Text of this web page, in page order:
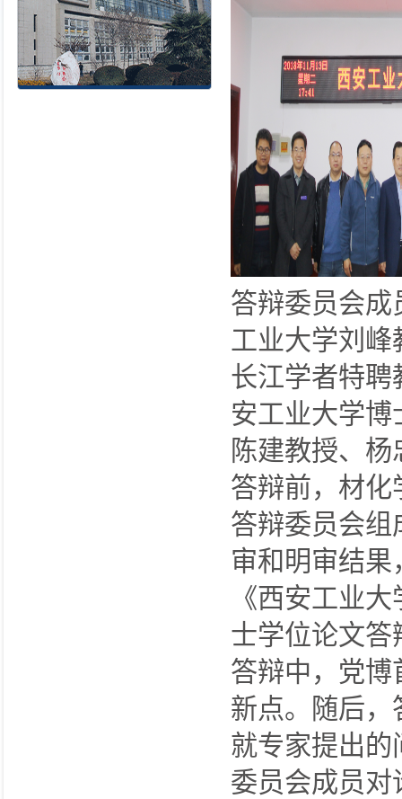
答辩委员会成
工业大学刘
长江学者特
安工业大学
陈建教授、
答辩前，材
答辩委员会
审和明审结
《西安工业
士学位论文答
答辩中，党
新点。随后
就专家提出
委员会成员